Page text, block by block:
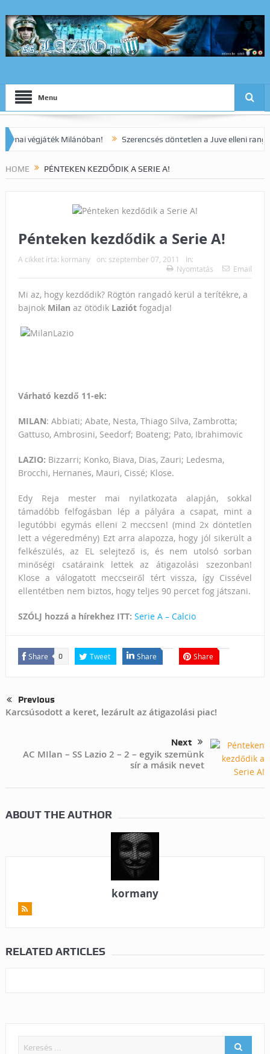
Menu
végjáték Milánóban! Szerencsés döntetlen a Juve elleni rangadón!
HOME PÉNTEKEN KEZDŐDIK A SERIE A!
Pénteken kezdődik a Serie A!
A cikket írta: kormany on: szeptember 07, 2011
In:
Nyomtatás
Email
Mi az, hogy kezdődik? Rögtön rangadó kerül a terítékre, a
bajnok Milan az ötödik Laziótfogadja!
Várható kezdő 11-ek:
MILAN: Abbiati; Abate, Nesta, Thiago Silva, Zambrotta;
Gattuso, Ambrosini, Seedorf; Boateng; Pato, Ibrahimovic
LAZIO: Bizzarri; Konko, Biava, Dias, Zauri; Ledesma,
Brocchi, Hernanes, Mauri, Cissé; Klose.
Edy Reja mester mai nyilatkozata alapján, sokkal
támadóbb felfogásban lép a pályára a csapat, mint a
legutóbbi egymás elleni 2 meccsen! (mind 2x döntetlen
lett a végeredmény) Ezt arra alapozza, hogy jól sikerült a
felkészülés, az EL selejtező is, és nem utolsó sorban
minőségi csatáraink lettek az átigazolási szezonban!
Klose a válogatott meccseiről tért vissza, így Cissével
ellentétben nem biztos, hogy teljes 90 percet fog játszani.
SZÓLJ hozzá a hírekhez ITT: Serie A – Calcio
Share 0 Tweet Share Share
Previous
Karcsúsodott a keret, lezárult az átigazolási piac!
Next
AC MIlan – SS Lazio 2 – 2 – egyik szemünk
sír a másik nevet
ABOUT THE AUTHOR
kormany
RELATED ARTICLES